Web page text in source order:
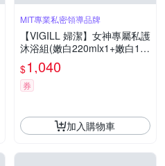
MIT專業私密領導品牌
【VIGILL 婦潔】女神專屬私護
沐浴組(嫩白220mlx1+嫩白18
0mlx2+加強45mlx2)
$1,040
券
加入購物車